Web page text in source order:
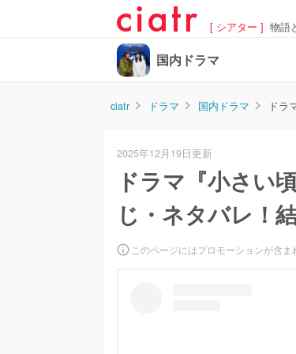
[ シアター ] 物語
国内ドラマ
ciatr ドラマ 国内ドラマ ドラ
2025年12月19日更新
ドラマ『小さい
じ・ネタバレ！
このページにはプロモーションが含ま